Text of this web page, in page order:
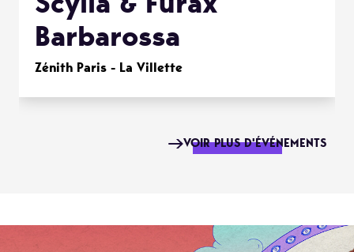
Barbarossa
Zénith Paris - La Villette
VOIR PLUS D'ÉVÉNEMENTS